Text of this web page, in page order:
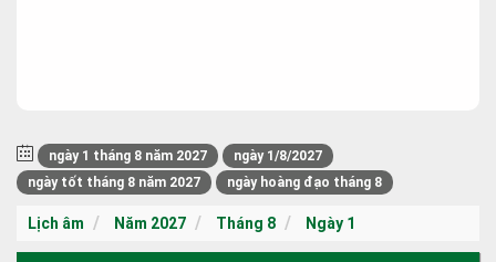
ngày 1 tháng 8 năm 2027
ngày 1/8/2027
ngày tốt tháng 8 năm 2027
ngày hoàng đạo tháng 8
Lịch âm Năm 2027 Tháng 8 Ngày 1